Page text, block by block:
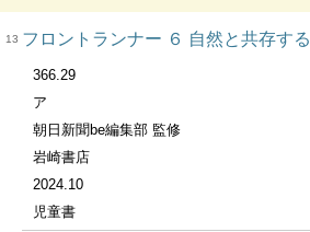
13 フロントランナー ６ 自然と共存する
366.29
ア
朝日新聞be編集部 監修
岩崎書店
2024.10
児童書